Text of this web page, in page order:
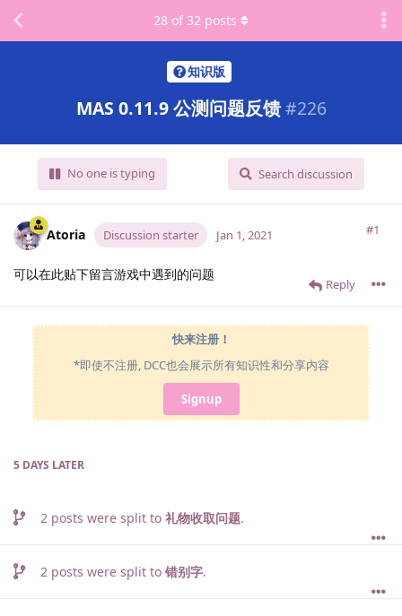
知识版
MAS 0.11.9 公测问题反馈 #226
No one is typing Search discussion
28 of 32 posts
Atoria Discussion starter #1
Jan 1, 2021
可以在此贴下留言游戏中遇到的问题
Reply
快来注册！
*即使不注册, DCC也会展示所有知识性和分享内容
Signup
5 DAYS LATER
2 posts were split to 礼物收取问题.
2 posts were split to 错别字.